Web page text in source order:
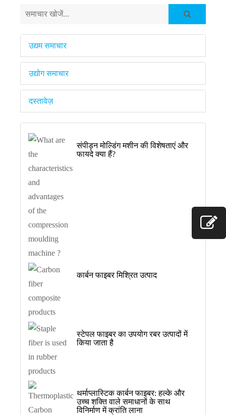
उद्यम समाचार
उद्योग समाचार
दस्तावेज़
संपीड़न मोल्डिंग मशीन की विशेषताएं और
फायदे क्या हैं?
कार्बन फाइबर मिश्रित उत्पाद
स्टेपल फाइबर का उपयोग रबर उत्पादों में
किया जाता है
थर्माप्लास्टिक कार्बन फाइबर: हल्के और
उच्च शक्ति वाले समाधानों के साथ
विनिर्माण में क्रांति लाना